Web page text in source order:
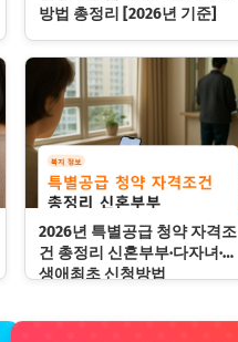
방법 총정리 [2026년 기준]
2026년 특별공급 청약 자격조
건 총정리 신혼부부·다자녀·
생애최초 신청방법